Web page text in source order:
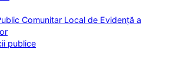
Comunitar Local de Evidență a
publice